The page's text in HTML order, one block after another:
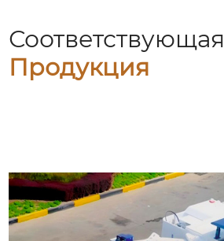
Соответствующая
Продукция